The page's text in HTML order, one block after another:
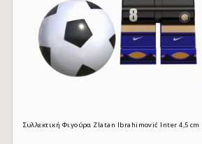
Συλλεκτική Φιγούρα Zlatan Ibrahimović Inter 4,5 cm